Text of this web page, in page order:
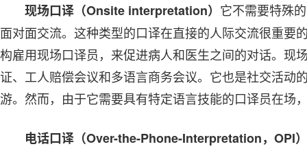
现场口译（Onsite interpretation） 它不需要特殊
面对面交流。这种类型的口译在直接的人际交流很重要
构雇用现场口译员，来促进病人和医生之间的对话。现
证、工人赔偿会议和多语言商务会议。它也是社交活动
游。然而，由于它需要具有特定语言技能的口译员在场
电话口译（Over-the-Phone-Interpretation，OPI）